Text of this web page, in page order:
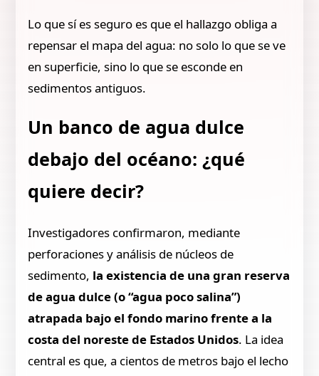
Lo que sí es seguro es que el hallazgo obliga a
repensar el mapa del agua: no solo lo que se ve
en superficie, sino lo que se esconde en
sedimentos antiguos.
Un banco de agua dulce
debajo del océano: ¿qué
quiere decir?
Investigadores confirmaron, mediante
perforaciones y análisis de núcleos de
sedimento, la existencia de una gran reserva
de agua dulce (o “agua poco salina”)
atrapada bajo el fondo marino frente a la
costa del noreste de Estados Unidos. La idea
central es que, a cientos de metros bajo el lecho